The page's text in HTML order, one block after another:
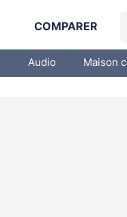
COMPARER
Audio Maison